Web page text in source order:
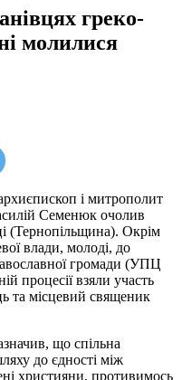
греко-
молилися
і митрополит
Семенюк очолив
(Тернопільщина). Окрім
влади, молоді, до
громади (УПЦ
процесії взяли участь
та місцевий священик
що спільна
до єдності між
християни, противимось